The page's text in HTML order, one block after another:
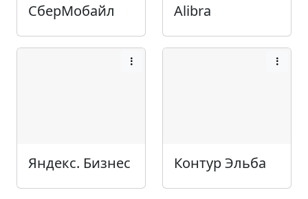
СберМобайл Alibra
Яндекс. Бизнес Контур Эльба